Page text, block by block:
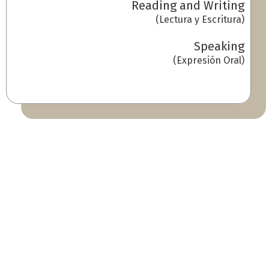
Reading and Writing
(Lectura y Escritura)
Speaking
(Expresión Oral)